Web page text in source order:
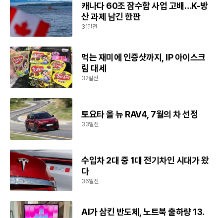
캐나다 60조 잠수함 사업 고배…K-방
산 과제 남긴 한판
31일전
먹는 재미에 인증샷까지, IP 아이스크
림 대세
32일전
토요타 올 뉴 RAV4, 7월의 차 선정
33일전
수입차 2대 중 1대 전기차인 시대가 왔
다
36일전
AI가 삼킨 반도체, 노트북 출하량 13.